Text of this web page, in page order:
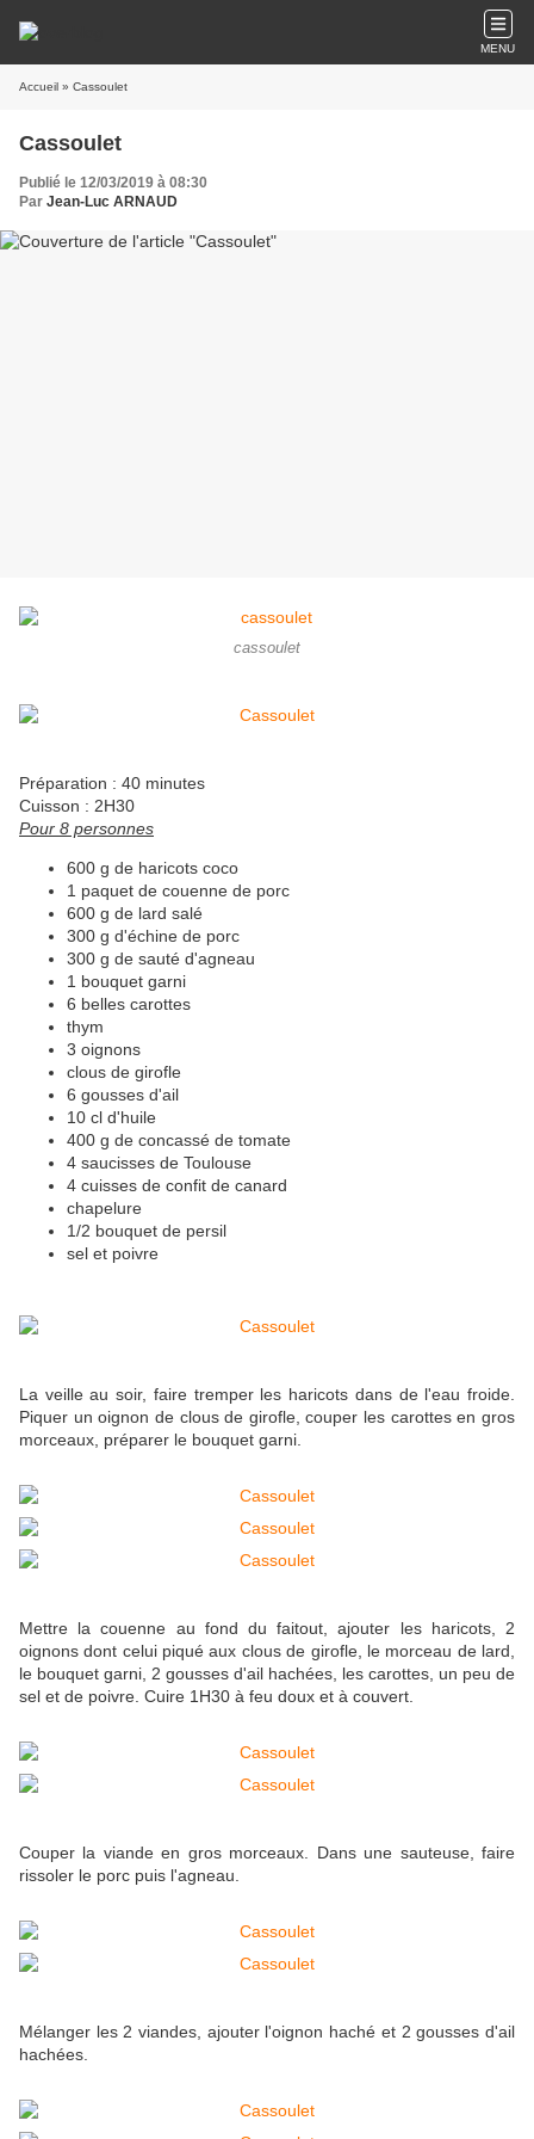
MENU
Accueil » Cassoulet
Cassoulet
Publié le 12/03/2019 à 08:30
Par Jean-Luc ARNAUD
cassoulet
Préparation : 40 minutes
Cuisson : 2H30
Pour 8 personnes
600 g de haricots coco
1 paquet de couenne de porc
600 g de lard salé
300 g d'échine de porc
300 g de sauté d'agneau
1 bouquet garni
6 belles carottes
thym
3 oignons
clous de girofle
6 gousses d'ail
10 cl d'huile
400 g de concassé de tomate
4 saucisses de Toulouse
4 cuisses de confit de canard
chapelure
1/2 bouquet de persil
sel et poivre
La veille au soir, faire tremper les haricots dans de l'eau froide.
Piquer un oignon de clous de girofle, couper les carottes en gros
morceaux, préparer le bouquet garni.
Mettre la couenne au fond du faitout, ajouter les haricots, 2
oignons dont celui piqué aux clous de girofle, le morceau de lard,
le bouquet garni, 2 gousses d'ail hachées, les carottes, un peu de
sel et de poivre. Cuire 1H30 à feu doux et à couvert.
Couper la viande en gros morceaux. Dans une sauteuse, faire
rissoler le porc puis l'agneau.
Mélanger les 2 viandes, ajouter l'oignon haché et 2 gousses d'ail
hachées.